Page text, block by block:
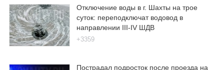
Отключение воды в г. Шахты на трое
суток: переподключат водовод в
направлении III-IV ШДВ
+3359
Пострадал подросток после проезда на